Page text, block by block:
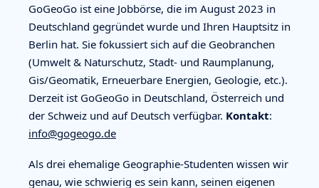
GoGeoGo ist eine Jobbörse, die im August 2023 in
Deutschland gegründet wurde und Ihren Hauptsitz in
Berlin hat. Sie fokussiert sich auf die Geobranchen
(Umwelt & Naturschutz, Stadt- und Raumplanung,
Gis/Geomatik, Erneuerbare Energien, Geologie, etc.).
Derzeit ist GoGeoGo in Deutschland, Österreich und
der Schweiz und auf Deutsch verfügbar. Kontakt:
info@gogeogo.de
Als drei ehemalige Geographie-Studenten wissen wir
genau, wie schwierig es sein kann, seinen eigenen